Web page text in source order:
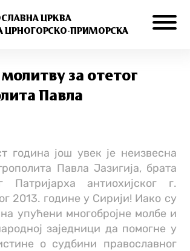
ЦРКВА
ЦРНОГОРСКО-ПРИМОРСКА
за отетог
Павла
година још увек је неизвесна
Павла Јазигија, брата
Патријарха антиохијског г.
2013. године у Сирији! Иако су
упућени многобројне молбе и
заједници да помогне у
о судбини православног